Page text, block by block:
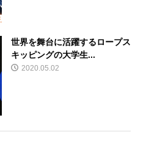
世界を舞台に活躍するロープス
キッピングの大学生...
2020.05.02